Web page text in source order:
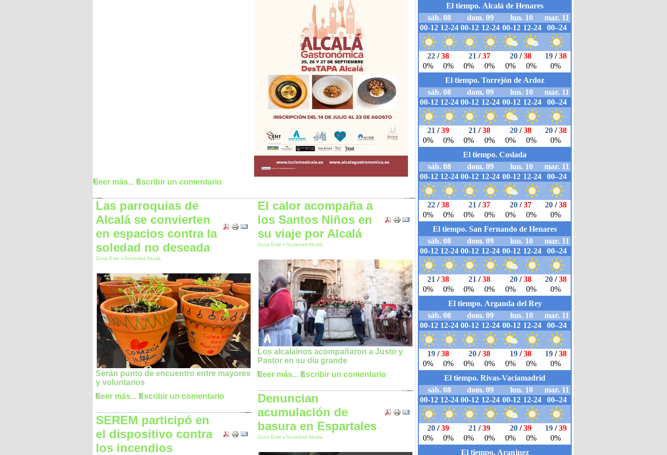
Leer más... Escribir un comentario
Las parroquias de
Alcalá se convierten
en espacios contra la
soledad no deseada
Zona Este - Sociedad Alcalá
Serán punto de encuentro entre mayores
y voluntarios
Leer más... Escribir un comentario
SEREM participó en
el dispositivo contra
los incendios
El calor acompaña a
los Santos Niños en
su viaje por Alcalá
Zona Este - Sociedad Alcalá
Los alcalaínos acompañaron a Justo y
Pastor en su día grande
Leer más... Escribir un comentario
Denuncian
acumulación de
basura en Espartales
Zona Este - Sociedad Alcalá